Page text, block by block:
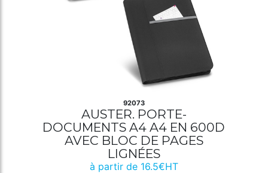
92073
AUSTER. PORTE-
DOCUMENTS A4 A4 EN 600D
AVEC BLOC DE PAGES
LIGNÉES
à partir de 16.5€HT